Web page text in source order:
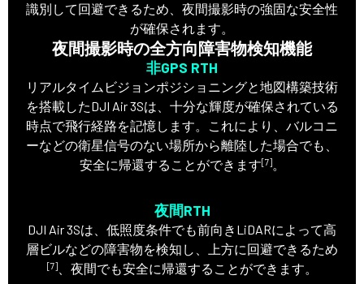
識別して回避できるため、夜間撮影時の強固な安全性
が確保されます。
夜間撮影時の全方向障害物検知機能
非GPS RTH
リアルタイムビジョンポジショニングと地図構築技術
を搭載したDJI Air 3Sは、十分な輝度が確保されている
時点で飛行経路を記憶します。これにより、バルコニ
ーなどの衛星信号のない場所から離陸した場合でも、
安全に帰還することができます[7]。
夜間RTH
DJI Air 3Sは、低照度条件でも前向きLiDARによって高
層ビルなどの障害物を検知し、上方に回避できるため
[7]、夜間でも安全に帰還することができます。